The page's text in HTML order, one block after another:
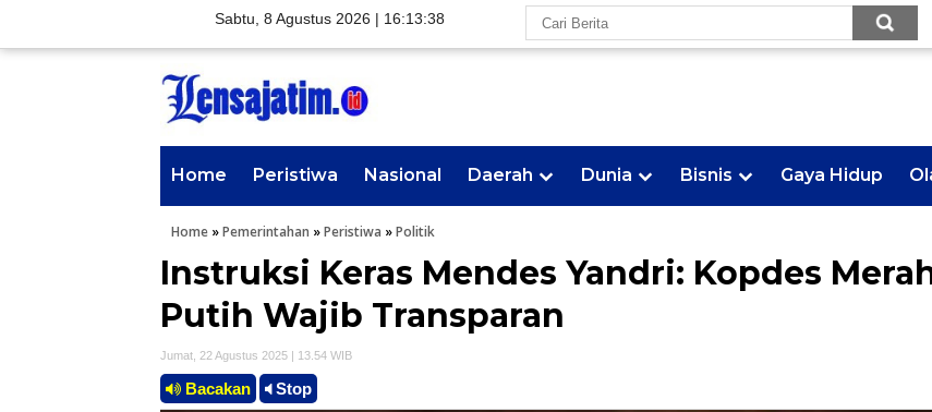
Sabtu, 8 Agustus 2026 | 16:13:39
Home Peristiwa Nasional Daerah Dunia Bisnis Gaya Hidup
Home »Pemerintahan »Peristiwa »Politik
Instruksi Keras Mendes Yandri: Kopdes
Putih Wajib Transparan
Jumat, 22 Agustus 2025 | 13.54 WIB
Bacakan Stop